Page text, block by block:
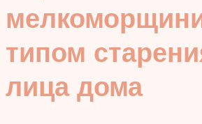
типом
лица дома